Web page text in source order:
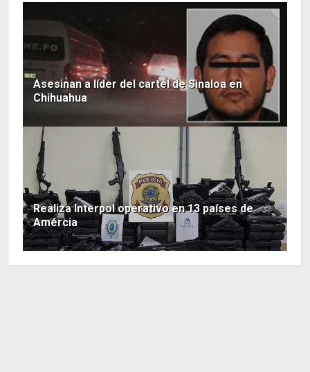
Asesinan a líder del cartel de Sinaloa en
Chihuahua
Realiza Interpol operativo en 13 países de
Amércia